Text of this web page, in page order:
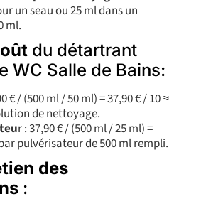
un seau ou 25 ml dans un
ml.
du détartrant
WC Salle de Bains:
€ / (500 ml / 50 ml) = 37,90 € / 10 ≈
de nettoyage.
r : 37,90 € / (500 ml / 25 ml) =
pulvérisateur de 500 ml rempli.
des
: